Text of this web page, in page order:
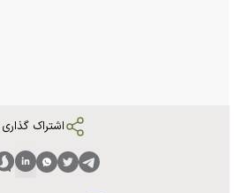
اشتراک